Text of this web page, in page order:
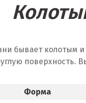
бывает колотым
поверхность.
Форма